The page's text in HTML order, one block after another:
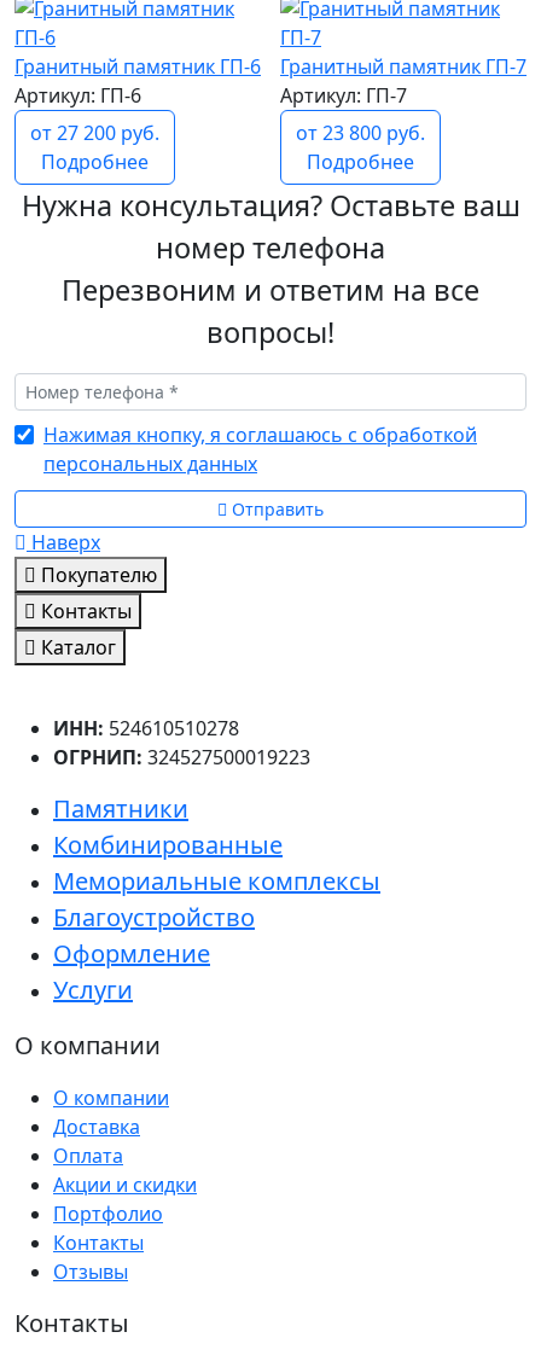
Гранитный памятник ГП-6
Артикул: ГП-6
от 27 200 руб.
Подробнее
Гранитный памятник ГП-7
Артикул: ГП-7
от 23 800 руб.
Подробнее
Нужна консультация? Оставьте ваш
номер телефона
Перезвоним и ответим на все
вопросы!
Нажимая кнопку, я соглашаюсь с обработкой
персональных данных
Отправить
Наверх
Покупателю
Контакты
Каталог
ИНН: 524610510278
ОГРНИП: 324527500019223
Памятники
Комбинированные
Мемориальные комплексы
Благоустройство
Оформление
Услуги
О компании
О компании
Доставка
Оплата
Акции и скидки
Портфолио
Контакты
Отзывы
Контакты